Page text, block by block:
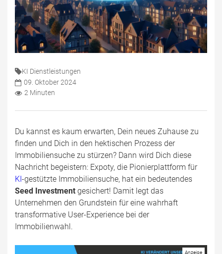
KI Dienstleistungen
09. Oktober 2024
2 Minuten
Du kannst es kaum erwarten, Dein neues Zuhause zu
finden und Dich in den hektischen Prozess der
Immobiliensuche zu stürzen? Dann wird Dich diese
Nachricht begeistern: Expoty, die Pionierplattform für
KI -gestützte Immobiliensuche, hat ein bedeutendes
Seed Investment gesichert! Damit legt das
Unternehmen den Grundstein für eine wahrhaft
transformative User-Experience bei der
Immobilienwahl.